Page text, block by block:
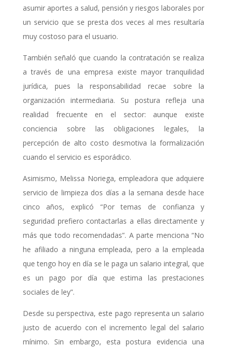
asumir aportes a salud, pensión y riesgos laborales por
un servicio que se presta dos veces al mes resultaría
muy costoso para el usuario.
También señaló que cuando la contratación se realiza
a través de una empresa existe mayor tranquilidad
jurídica, pues la responsabilidad recae sobre la
organización intermediaria. Su postura refleja una
realidad frecuente en el sector: aunque existe
conciencia sobre las obligaciones legales, la
percepción de alto costo desmotiva la formalización
cuando el servicio es esporádico.
Asimismo, Melissa Noriega, empleadora que adquiere
servicio de limpieza dos días a la semana desde hace
cinco años, explicó “Por temas de confianza y
seguridad prefiero contactarlas a ellas directamente y
más que todo recomendadas”. A parte menciona “No
he afiliado a ninguna empleada, pero a la empleada
que tengo hoy en día se le paga un salario integral, que
es un pago por día que estima las prestaciones
sociales de ley”.
Desde su perspectiva, este pago representa un salario
justo de acuerdo con el incremento legal del salario
mínimo. Sin embargo, esta postura evidencia una